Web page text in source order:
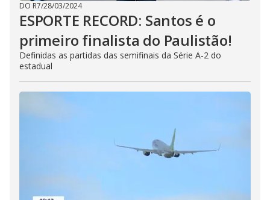
DO R7/28/03/2024
ESPORTE RECORD: Santos é o
primeiro finalista do Paulistão!
Definidas as partidas das semifinais da Série A-2 do
estadual